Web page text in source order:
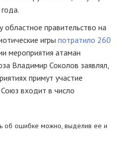
правительство на
игры потратило 260
мероприятия атаман
Владимир Соколов заявлял,
примут участие
входит в число
об ошибке можно, выделив ее и